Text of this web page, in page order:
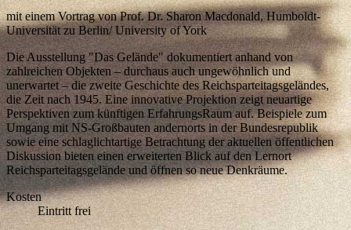
mit einem Vortrag von Prof. Dr. Sharon Macdonald, Humboldt-
Universität zu Berlin/ University of York
Die Ausstellung "Das Gelände" dokumentiert anhand von
zahlreichen Objekten – durchaus auch ungewöhnlich und
unerwartet – die zweite Geschichte des Reichsparteitagsgeländes,
die Zeit nach 1945. Eine innovative Projektion zeigt neuartige
Perspektiven zum künftigen ErfahrungsRaum auf. Beispiele zum
Umgang mit NS-Großbauten andernorts in der Bundesrepublik
sowie eine schlaglichtartige Betrachtung der aktuellen öffentlichen
Diskussion bieten einen erweiterten Blick auf den Lernort
Reichsparteitagsgelände und öffnen so neue Denkräume.
Kosten
Eintritt frei